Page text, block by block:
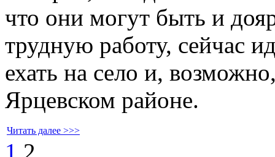
что они могут быть и
трудную работу, сейчас
ехать на село и,
Ярцевском районе.
Читать далее >>>